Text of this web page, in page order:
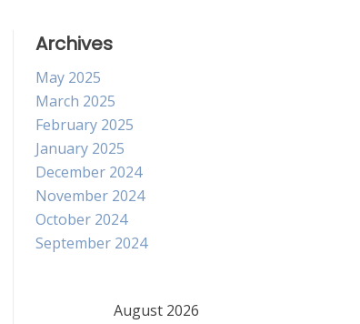
Archives
May 2025
March 2025
February 2025
January 2025
December 2024
November 2024
October 2024
September 2024
August 2026